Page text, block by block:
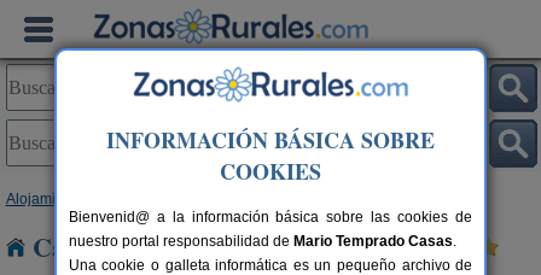
Alojamientos
Casas Rurales cerca de Pizarro
INFORMACIÓN BÁSICA SOBRE
COOKIES
Bienvenid@ a la información básica sobre las cookies de
nuestro portal responsabilidad de Mario Temprado Casas.
Una cookie o galleta informática es un pequeño archivo de